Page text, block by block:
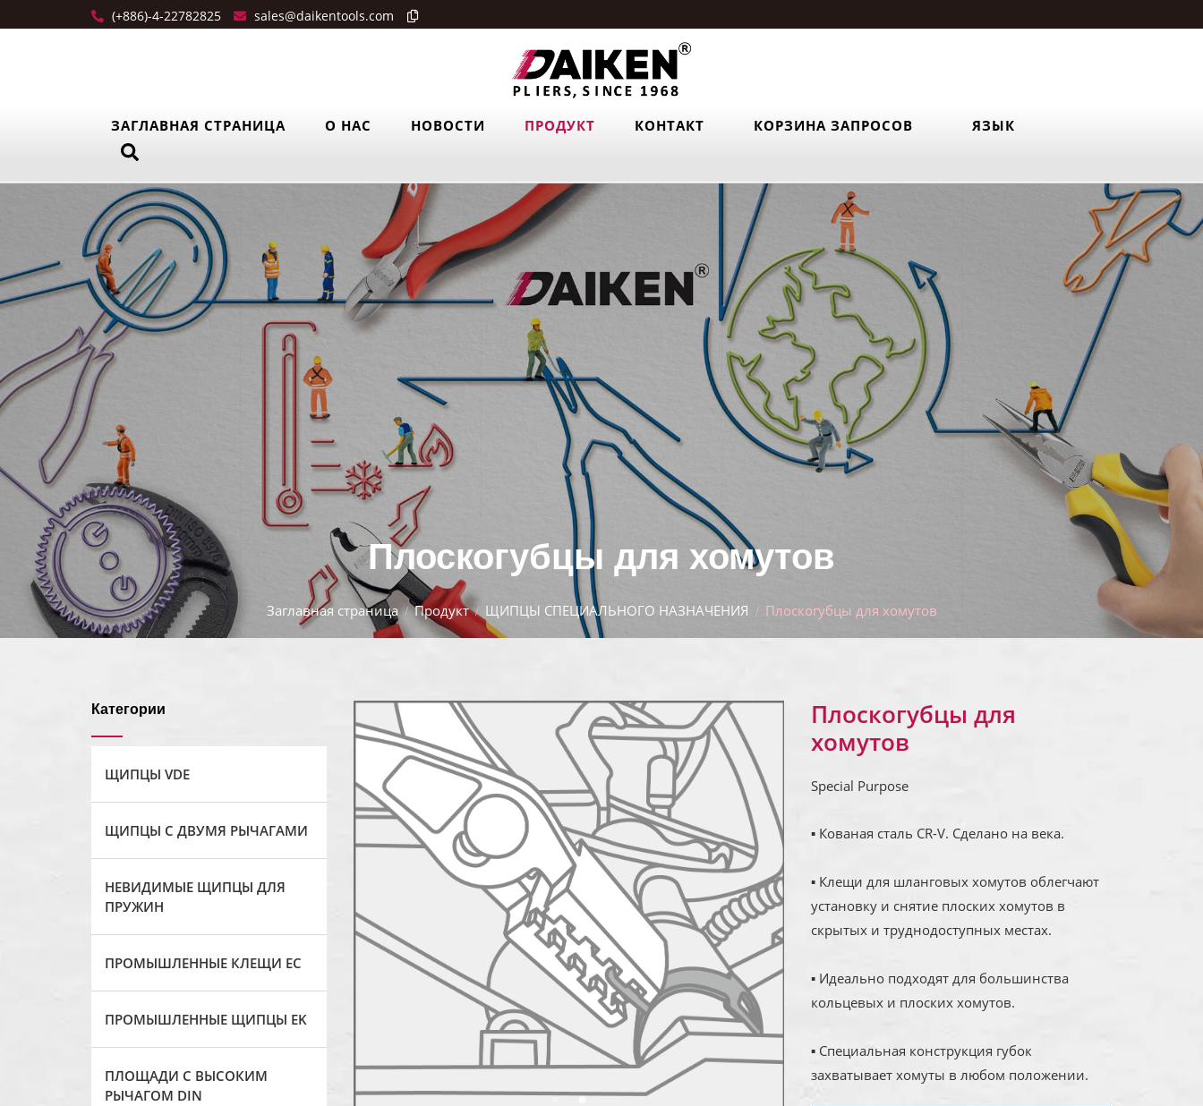
(+886)-4-22782825 sales@daikentools.com
ЗАГЛАВНАЯ СТРАНИЦА О НАС НОВОСТИ ПРОДУКТ КОНТАКТ КОРЗИНА ЗАПРОСОВ ЯЗЫК
Плоскогубцы для хомутов
Заглавная страница Продукт ЩИПЦЫ СПЕЦИАЛЬНОГО НАЗНАЧЕНИЯ Плоскогубцы для хомутов
Категории
ЩИПЦЫ VDE
ЩИПЦЫ С ДВУМЯ РЫЧАГАМИ
НЕВИДИМЫЕ ЩИПЦЫ ДЛЯ
ПРУЖИН
ПРОМЫШЛЕННЫЕ КЛЕЩИ ЕС
ПРОМЫШЛЕННЫЕ ЩИПЦЫ EK
ПЛОЩАДИ С ВЫСОКИМ
РЫЧАГОМ DIN
Плоскогубцы для
хомутов
Special Purpose
▪ Кованая сталь CR-V. Сделано на века.
▪ Клещи для шланговых хомутов облегчают
установку и снятие плоских хомутов в
скрытых и труднодоступных местах.
▪ Идеально подходят для большинства
кольцевых и плоских хомутов.
▪ Специальная конструкция губок
захватывает хомуты в любом положении.